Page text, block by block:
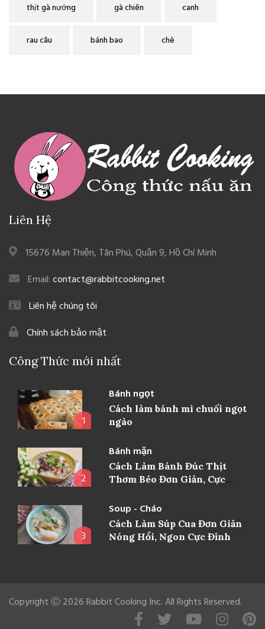
thịt gà nướng gà chiên canh
rau câu bánh bao chè
Liên Hệ
15676 Man Thiện, Tân Phú, Quận 9, Hồ Chí Minh
Email:contact@rabbitcooking.net
Liên hệ chúng tôi
Chính sách bảo mật
Công Thức mới nhất
1
Bánh ngọt
Cách làm bánh mì chuối ngọt
ngào
2
Bánh mặn
Cách Làm Bánh Đúc Thịt
Thơm Béo Đơn Giản, Cực
3
Soup - Cháo
Cách Làm Súp Cua Đơn Giản
Nóng Hổi, Ngon Cực Đỉnh
Copyright Ⓒ 2026 Rabbit Cooking Inc. All Rights Reserved.